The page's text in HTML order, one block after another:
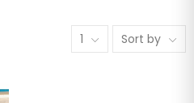
1 Sort by